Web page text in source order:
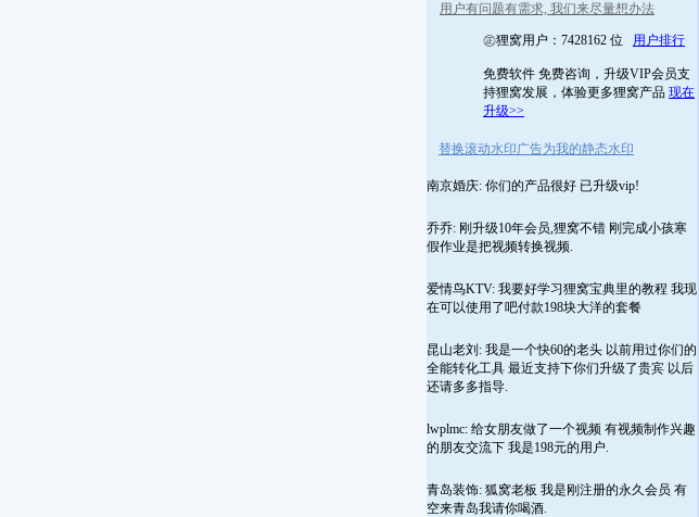
用户有问题有需求, 我们来尽量想办法
㊣狸窝用户：7428162 位 用户排行
免费软件 免费咨询，升级VIP会员支
持狸窝发展，体验更多狸窝产品 现在
升级>>
替换滚动水印广告为我的静态水印
南京婚庆: 你们的产品很好 已升级vip!
乔乔: 刚升级10年会员,狸窝不错 刚完成小孩寒
假作业是把视频转换视频.
爱情鸟KTV: 我要好学习狸窝宝典里的教程 我现
在可以使用了吧付款198块大洋的套餐
昆山老刘: 我是一个快60的老头 以前用过你们的
全能转化工具 最近支持下你们升级了贵宾 以后
还请多多指导.
lwplmc: 给女朋友做了一个视频 有视频制作兴趣
的朋友交流下 我是198元的用户.
青岛装饰: 狐窝老板 我是刚注册的永久会员 有
空来青岛我请你喝酒.